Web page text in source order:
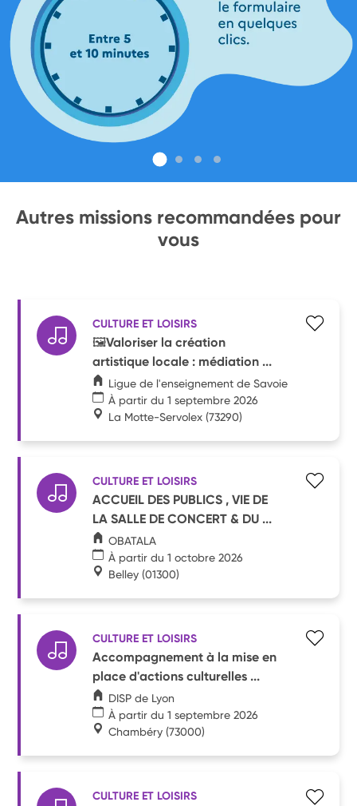
Autres missions recommandées pour
vous
CULTURE ET LOISIRS
🖼️Valoriser la création
artistique locale : médiation ...
Ligue de l'enseignement de Savoie
À partir du 1 septembre 2026
La Motte-Servolex (73290)
CULTURE ET LOISIRS
ACCUEIL DES PUBLICS , VIE DE
LA SALLE DE CONCERT & DU ...
OBATALA
À partir du 1 octobre 2026
Belley (01300)
CULTURE ET LOISIRS
Accompagnement à la mise en
place d'actions culturelles ...
DISP de Lyon
À partir du 1 septembre 2026
Chambéry (73000)
CULTURE ET LOISIRS